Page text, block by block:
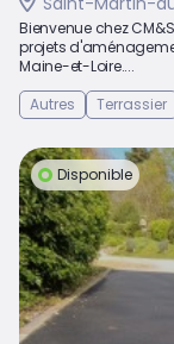
Bienvenue chez
projets
Maine-et-Loire....
Autres
Terrassier
Disponible